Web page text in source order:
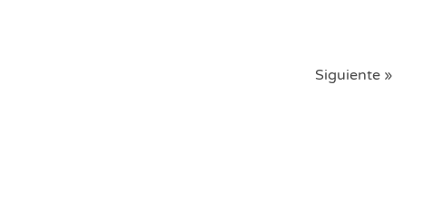
Siguiente »